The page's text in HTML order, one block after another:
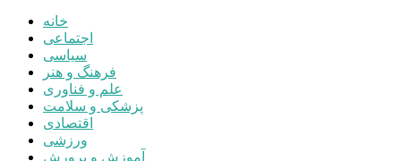
خانه
اجتماعی
سیاسی
فرهنگ و هنر
علم و فناوری
پزشکی و سلامت
اقتصادی
ورزشی
آموزش و پرورش